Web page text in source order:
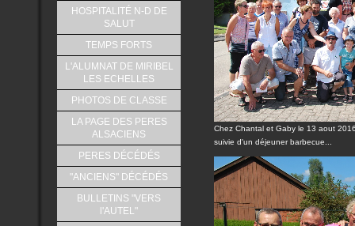
HOSPITALITÉ N-D DE
SALUT
TEMPS FORTS
L'ALUMNAT DE MIRIBEL
LES ECHELLES
PHOTOS DE CLASSE
LA PAGE DES PERES
ALSACIENS
PERES DÉCÉDÉS
"ANCIENS" DÉCÉDÉS
BULLETINS "VERS
l'AUTEL"
Chez Chantal et Gaby le 13 aout
suivie d'un déjeuner barbecue...